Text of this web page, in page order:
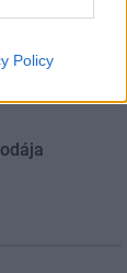
Policy
szombattól